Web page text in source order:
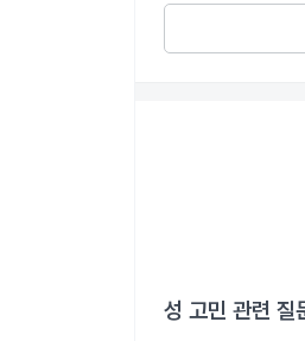
성 고민 관련 질